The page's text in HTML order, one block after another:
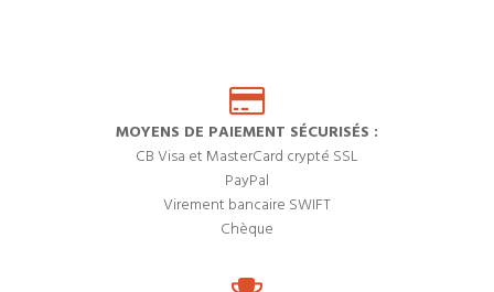
MOYENS DE PAIEMENT SÉCURISÉS :
CB Visa et MasterCard crypté SSL
PayPal
Virement bancaire SWIFT
Chèque